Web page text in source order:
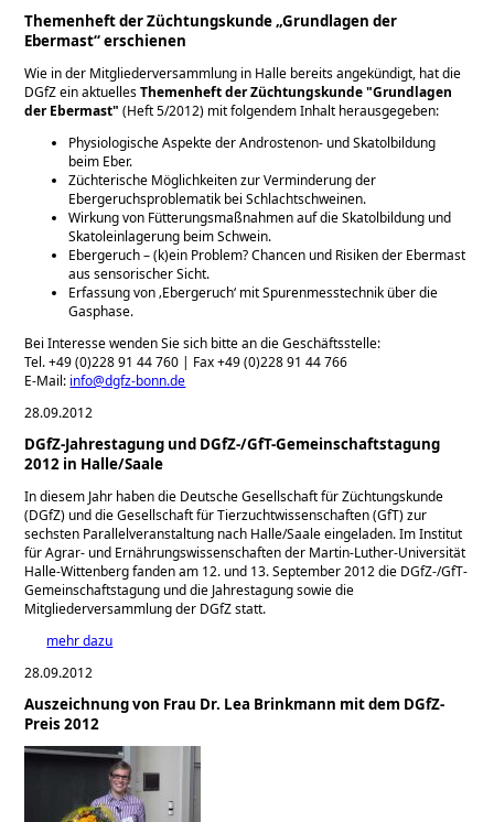
Themenheft der Züchtungskunde „Grundlagen der
Ebermast“ erschienen
Wie in der Mitgliederversammlung in Halle bereits angekündigt, hat die
DGfZ ein aktuellesThemenheft der Züchtungskunde Grundlagen
der Ebermast (Heft 5/2012) mit folgendem Inhalt herausgegeben:
Physiologische Aspekte der Androstenon- und Skatolbildung
beim Eber.
Züchterische Möglichkeiten zur Verminderung der
Ebergeruchsproblematik bei Schlachtschweinen.
Wirkung von Fütterungsmaßnahmen auf die Skatolbildung und
Skatoleinlagerung beim Schwein.
Ebergeruch – (k)ein Problem? Chancen und Risiken der Ebermast
aus sensorischer Sicht.
Erfassung von ‚Ebergeruch‘ mit Spurenmesstechnik über die
Gasphase.
Bei Interesse wenden Sie sich bitte an die Geschäftsstelle:
Tel. +49 (0)228 91 44 760 | Fax +49 (0)228 91 44 766
E-Mail: info@dgfz-bonn.de
28.09.2012
DGfZ-Jahrestagung und DGfZ-/GfT-Gemeinschaftstagung
2012 in Halle/Saale
In diesem Jahr haben die Deutsche Gesellschaft für Züchtungskunde
(DGfZ) und die Gesel­lschaft für Tierzuchtwissenschaften (GfT) zur
sechsten Parallelveranstaltung nach Halle/Saale eingeladen. Im Institut
für Agrar- und Ernährungswissenschaften der Martin-Lu­ther-Universität
Halle-Wittenberg fanden am 12. und 13. September 2012 die DGfZ-/GfT-
Gemeinschaftstagung und die Jahrestagung sowie die
Mitgliederversammlung der DGfZ statt.
mehr dazu
28.09.2012
Auszeichnung von Frau Dr. Lea Brinkmann mit dem DGfZ-
Preis 2012